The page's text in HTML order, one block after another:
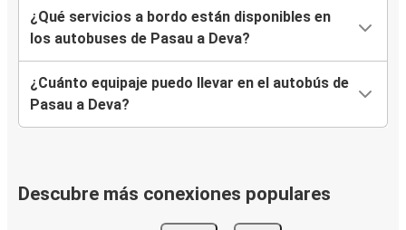
¿Qué servicios a bordo están disponibles en
los autobuses de Pasau a Deva?
¿Cuánto equipaje puedo llevar en el autobús de
Pasau a Deva?
Descubre más conexiones populares